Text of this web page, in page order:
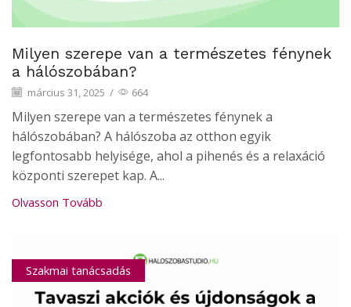
Milyen szerepe van a természetes fénynek
a hálószobában?
március 31, 2025 / 664
Milyen szerepe van a természetes fénynek a
hálószobában? A hálószoba az otthon egyik
legfontosabb helyisége, ahol a pihenés és a relaxáció
központi szerepet kap. A...
Olvasson Tovább
Szakmai tanácsadás